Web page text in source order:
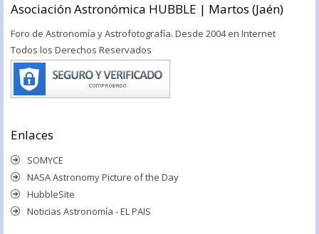
Asociación Astronómica HUBBLE | Martos (Jaén)
Foro de Astronomía y Astrofotografía. Desde 2004 en Internet
Todos los Derechos Reservados
Enlaces
SOMYCE
NASA Astronomy Picture of the Day
HubbleSite
Noticias Astronomía - EL PAIS